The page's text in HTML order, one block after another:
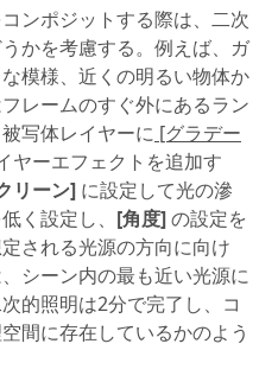
ンポジットする際は、二次
かを考慮する。例えば、ガ
模様、近くの明るい物体か
レームのすぐ外にあるラン
写体レイヤーに [グラデー
ヤーエフェクトを追加す
リーン] に設定して光の滲
く設定し、 [角度]の設定を
される光源の方向に向け
シーン内の最も近い光源に
的照明は2分で完了し、コ
間に存在しているかのよう